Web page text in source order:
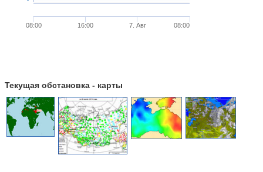
08:00 16:00 7. Авг 08:00
Текущая обстановка - карты